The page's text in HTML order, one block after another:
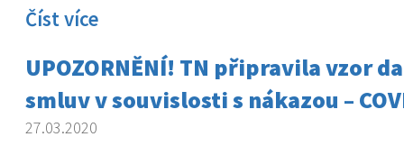
Číst více
UPOZORNĚNÍ! TN připravila vzor
smluv v souvislosti s nákazou –
27.03.2020